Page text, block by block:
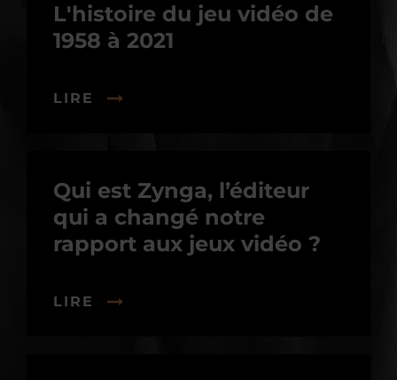
L'histoire du jeu vidéo de
1958 à 2021
LIRE
Qui est Zynga, l’éditeur
qui a changé notre
rapport aux jeux vidéo ?
LIRE